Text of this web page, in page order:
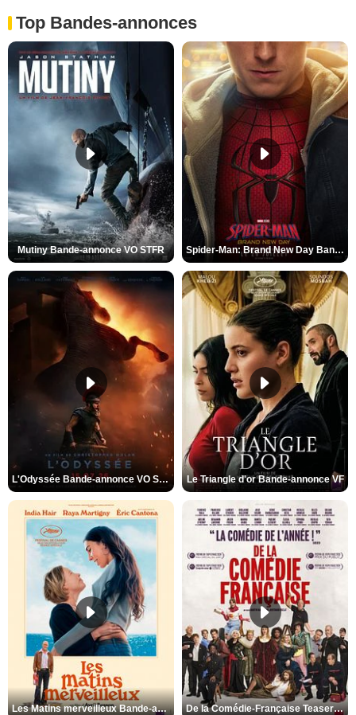
Top Bandes-annonces
Mutiny Bande-annonce VO STFR Spider-Man: Brand New Day Bande-annonce VO STFR
L'Odyssée Bande-annonce VO STFR Le Triangle d'or Bande-annonce VF
Les Matins merveilleux Bande-annonce VF De la Comédie-Française Teaser VF